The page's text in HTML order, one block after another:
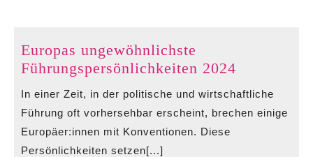
Europas ungewöhnlichste
Führungspersönlichkeiten 2024
2024
In einer Zeit, in der politische und wirtschaftliche
Führung oft vorhersehbar erscheint, brechen einige
Europäer:innen mit Konventionen. Diese
Persönlichkeiten setzen[...]